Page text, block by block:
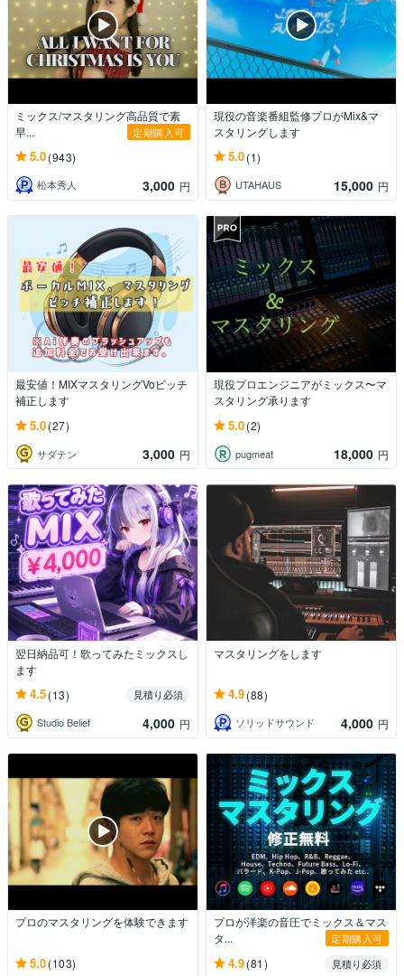
ミックス/マスタリング高品質で素
早...
定期購入可
5.0(943)
松本秀人 3,000 円
現役の音楽番組監修プロがMix&マ
スタリングします
5.0(1)
UTAHAUS 15,000 円
最安値！MIXマスタリングVoピッチ
補正します
5.0(27)
サダテン 3,000 円
現役プロエンジニアがミックス〜マ
スタリング承ります
5.0(2)
pugmeat 18,000 円
翌日納品可！歌ってみたミックスし
ます
4.5(13)
見積り必須
Studio Belief
4,000 円
マスタリングをします
4.9(88)
ソリッドサウンド 4,000 円
プロのマスタリングを体験できます
5.0(103)
プロが洋楽の音圧でミックス＆マス
タ...
定期購入可
4.9(81)
見積り必須